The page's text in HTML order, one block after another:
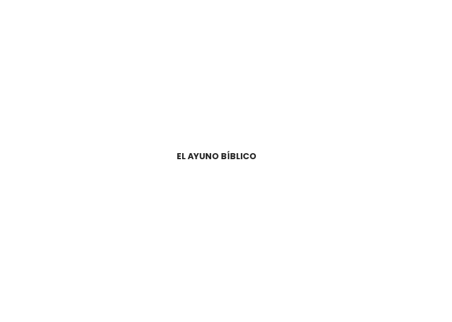
EL AYUNO BÍBLICO